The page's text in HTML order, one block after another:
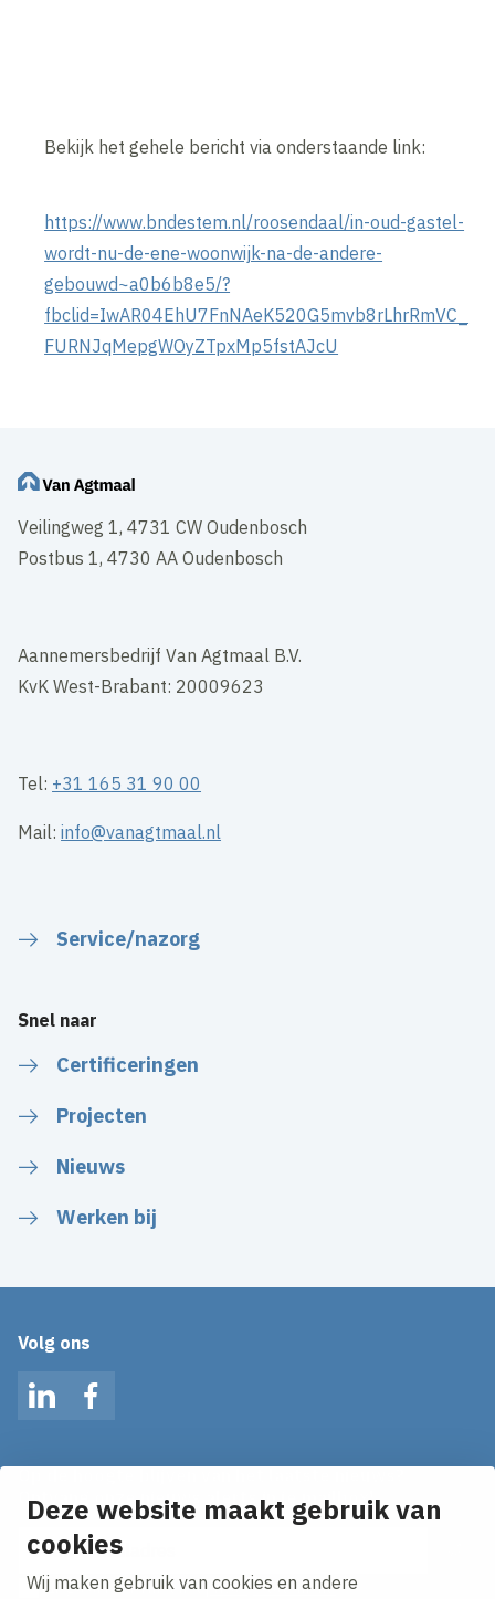
Deze website maakt gebruik van
cookies
Wij maken gebruik van cookies en andere
Bekijk het gehele bericht via onderstaande link:
https://www.bndestem.nl/roosendaal/in-oud-gastel-
wordt-nu-de-ene-woonwijk-na-de-andere-
gebouwd~a0b6b8e5/?
fbclid=IwAR04EhU7FnNAeK520G5mvb8rLhrRmVC_
FURNJqMepgWOyZTpxMp5fstAJcU
Veilingweg 1, 4731 CW Oudenbosch
Postbus 1, 4730 AA Oudenbosch
Aannemersbedrijf Van Agtmaal B.V.
KvK West-Brabant: 20009623
Tel: +31 165 31 90 00
Mail:info@vanagtmaal.nl
Service/nazorg
Snel naar
Certificeringen
Projecten
Nieuws
Werken bij
Volg ons
LinkedInFacebook
Ontvang onze nieuws alerts in je mailbox!
E-mailadres
Ik ga akkoord met hetprivacy statement.